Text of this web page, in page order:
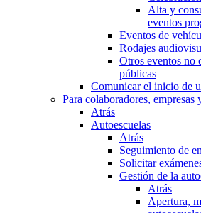
Alta y
eventos
Eventos de
Rodajes
Otros eventos no
públicas
Comunicar el inicio de
Para colaboradores, empresas
Atrás
Autoescuelas
Atrás
Seguimiento de
Solicitar
Gestión de la
Atrás
Apertura,